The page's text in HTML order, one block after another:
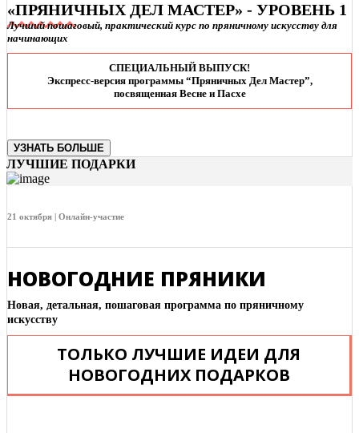
«ПРЯНИЧНЫХ ДЕЛ МАСТЕР» - УРОВЕНЬ 1
Лучший пошаговый, практический курс по пряничному искусству для
начинающих
СПЕЦИАЛЬНЫЙ ВЫПУСК!
Экспресс-версия программы “Пряничных Дел Мастер”,
посвященная Весне и Пасхе
УЗНАТЬ БОЛЬШЕ
ЛУЧШИЕ ПОДАРКИ
21 октября | Онлайн-участие
НОВОГОДНИЕ ПРЯНИКИ
Новая, детальная, пошаговая программа по пряничному
искусству
ТОЛЬКО ЛУЧШИЕ ИДЕИ ДЛЯ
НОВОГОДНИХ ПОДАРКОВ